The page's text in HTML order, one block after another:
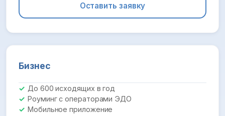
Оставить заявку
Бизнес
До 600 исходящих в год
Роуминг с операторами ЭДО
Мобильное приложение